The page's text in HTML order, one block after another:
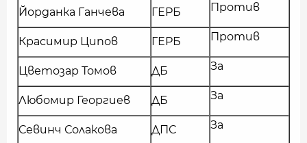
Йорданка Ганчева ГЕРБ Против
Красимир Ципов ГЕРБ Против
Цветозар Томов ДБ За
Любомир Георгиев ДБ За
Севинч Солакова ДПС За